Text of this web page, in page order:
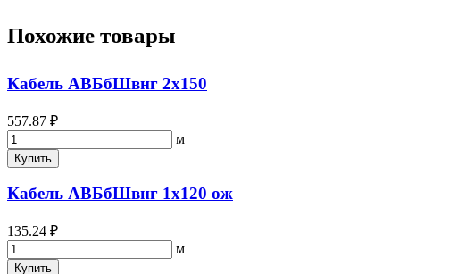
Похожие товары
Кабель АВБбШвнг 2х150
557.87 ₽
м
Купить
Кабель АВБбШвнг 1х120 ож
135.24 ₽
м
Купить